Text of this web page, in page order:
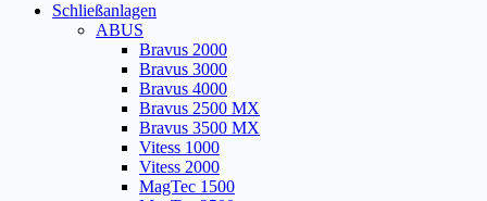
Schließanlagen
ABUS
Bravus 2000
Bravus 3000
Bravus 4000
Bravus 2500 MX
Bravus 3500 MX
Vitess 1000
Vitess 2000
MagTec 1500